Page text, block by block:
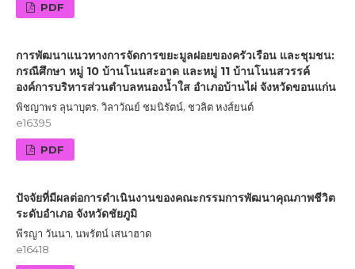
PDF
การพัฒนาแนวทางการจัดการขยะมูลฝอยของครัวเรือน และชุมชน:
กรณีศึกษา หมู่ 10 บ้านโนนสะอาด และหมู่ 11 บ้านโนนสวรรค์
องค์การบริหารส่วนตำบลหนองน้ำใส อำเภอบ้านไผ่ จังหวัดขอนแก่น
พิชญาพร ลุนาบุตร, วิลาวัณย์ ชมนิรัตน์, ชวลิต หงส์ยนต์
e16395
PDF
ปัจจัยที่มีผลต่อการดำเนินงานของคณะกรรมการพัฒนาคุณภาพชีวิต
ระดับอำเภอ จังหวัดชัยภูมิ
พีรญา วันนา, นพรัตน์ เสนาฮาด
e16418